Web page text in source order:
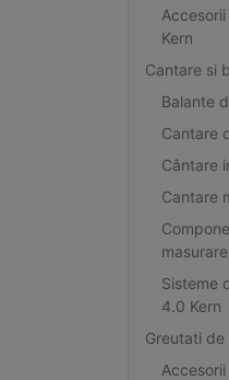
Kern
Cantare si
Balante
Cantare
Cântare
Cantare
Sisteme
4.0 Kern
Greutati de